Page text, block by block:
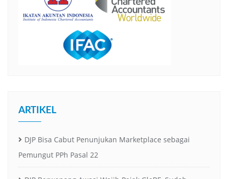
ARTIKEL
DJP Bisa Cabut Penunjukan Marketplace sebagai
Pemungut PPh Pasal 22